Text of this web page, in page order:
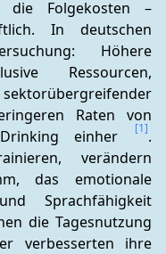
die Folgekosten –
In deutschen
Höhere
Ressourcen,
Raten von
einher
[1].
verändern
das emotionale
Sprachfähigkeit
die Tagesnutzung
verbesserten ihre